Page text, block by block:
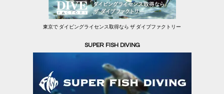
東京で ダイビングライセンス取得なら ザ ダイブファクトリー
SUPER FISH DIVING